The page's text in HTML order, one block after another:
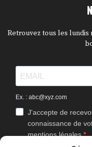
Retrouvez tous les lundis
Ex. : abc@xyz.com
J'accepte de
connaissance de
mentions légales.